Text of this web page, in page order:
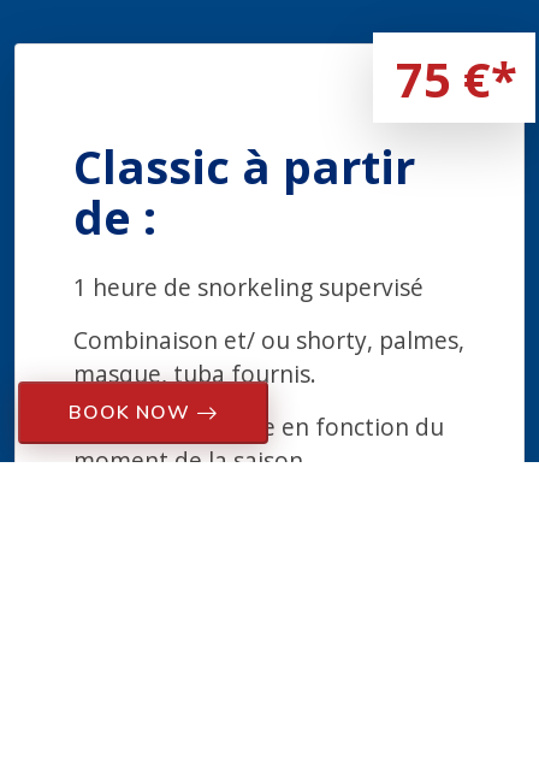
Classic à partir
de :
75 €*
1 heure de snorkeling supervisé
Combinaison et/ ou shorty, palmes,
masque, tuba fournis.
* A partir de, varie en fonction du
moment de la saison...
BOOK NOW